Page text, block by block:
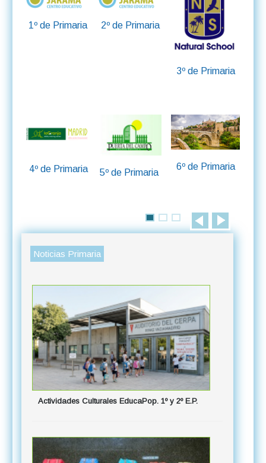
1º de Primaria 2º de Primaria
3º de Primaria
4º de Primaria 5º de Primaria
6º de Primaria
Noticias Primaria
Actividades Culturales EducaPop. 1º y 2º E.P.